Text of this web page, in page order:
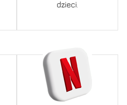
dzieci.